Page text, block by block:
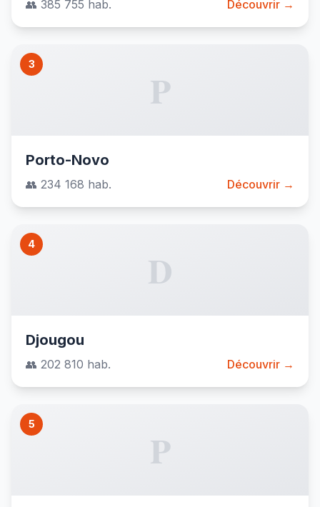
👥 385 755 hab. Découvrir →
3
P
Porto-Novo
👥 234 168 hab. Découvrir →
4
D
Djougou
👥 202 810 hab. Découvrir →
5
P